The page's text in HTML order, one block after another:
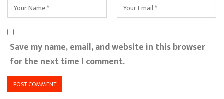
Save my name, email, and website in this browser
for the next time I comment.